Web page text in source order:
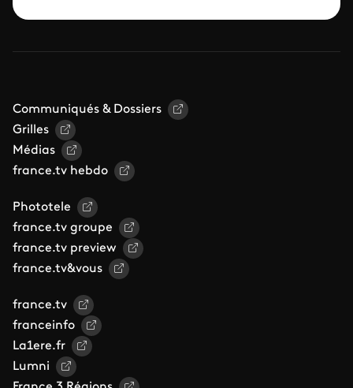
Communiqués & Dossiers
Grilles
Médias
france.tv hebdo
Phototele
france.tv groupe
france.tv preview
france.tv&vous
france.tv
franceinfo
La1ere.fr
Lumni